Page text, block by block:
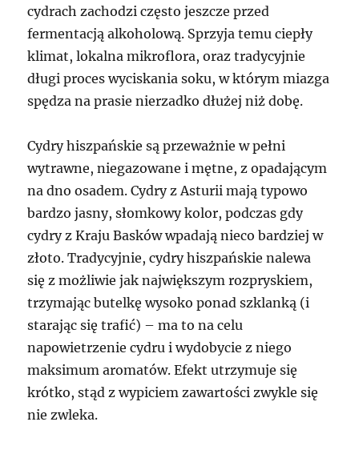
cydrach zachodzi często jeszcze przed
fermentacją alkoholową. Sprzyja temu ciepły
klimat, lokalna mikroflora, oraz tradycyjnie
długi proces wyciskania soku, w którym miazga
spędza na prasie nierzadko dłużej niż dobę.
Cydry hiszpańskie są przeważnie w pełni
wytrawne, niegazowane i mętne, z opadającym
na dno osadem. Cydry z Asturii mają typowo
bardzo jasny, słomkowy kolor, podczas gdy
cydry z Kraju Basków wpadają nieco bardziej w
złoto. Tradycyjnie, cydry hiszpańskie nalewa
się z możliwie jak największym rozpryskiem,
trzymając butelkę wysoko ponad szklanką (i
starając się trafić) – ma to na celu
napowietrzenie cydru i wydobycie z niego
maksimum aromatów. Efekt utrzymuje się
krótko, stąd z wypiciem zawartości zwykle się
nie zwleka.